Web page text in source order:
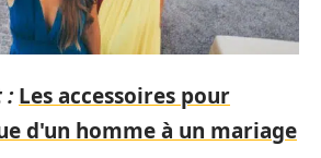
: Les accessoires pour
d'un homme à un mariage